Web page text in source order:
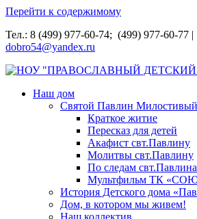
Перейти к содержимому
Тел.: 8 (499) 977-60-74; (499) 977-60-77
dobro54@yandex.ru
НОУ "ПРАВОСЛАВНЫЙ ДЕТСКИЙ
Наш дом
Святой Павлин Милостивый
Краткое житие
Пересказ для детей
Акафист свт.Павлину
Молитвы свт.Павлину
По следам
Мультфильм ТК
История Детского дома
Дом, в котором мы живем!
Наш коллектив